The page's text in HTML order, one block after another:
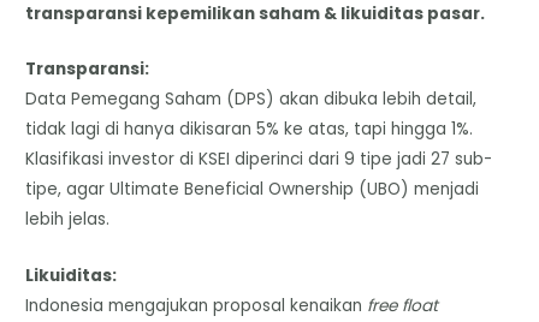
transparansi kepemilikan saham & likuiditas pasar.
Transparansi:
Data Pemegang Saham (DPS) akan dibuka lebih detail,
tidak lagi di hanya dikisaran 5% ke atas, tapi hingga 1%.
Klasifikasi investor di KSEI diperinci dari 9 tipe jadi 27 sub-
tipe, agar Ultimate Beneficial Ownership (UBO) menjadi
lebih jelas.
Likuiditas:
Indonesia mengajukan proposal kenaikan free float